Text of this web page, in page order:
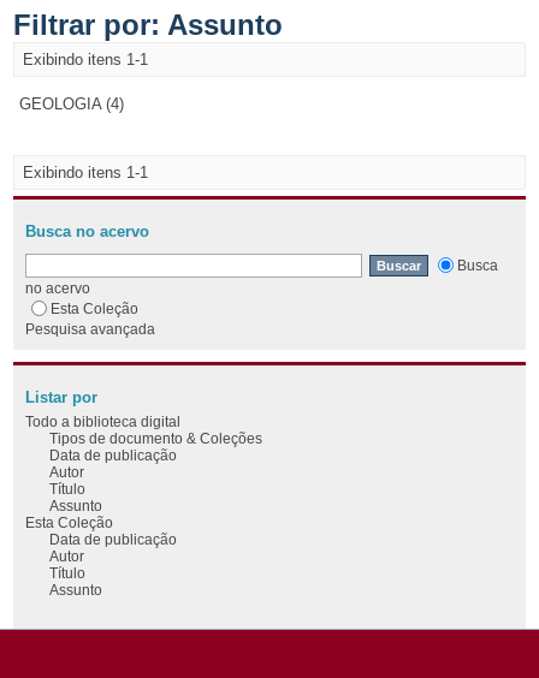
Filtrar por: Assunto
Exibindo itens 1-1
GEOLOGIA (4)
Exibindo itens 1-1
Busca no acervo
Busca
no acervo
Esta Coleção
Pesquisa avançada
Listar por
Todo a biblioteca digital
Tipos de documento & Coleções
Data de publicação
Autor
Título
Assunto
Esta Coleção
Data de publicação
Autor
Título
Assunto